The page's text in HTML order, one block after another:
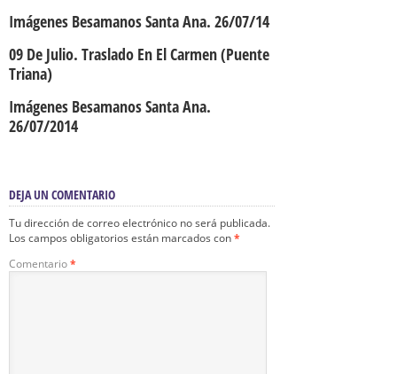
Imágenes Besamanos Santa Ana. 26/07/14
09 De Julio. Traslado En El Carmen (Puente
Triana)
Imágenes Besamanos Santa Ana.
26/07/2014
DEJA UN COMENTARIO
Tu dirección de correo electrónico no será publicada.
Los campos obligatorios están marcados con*
Comentario*